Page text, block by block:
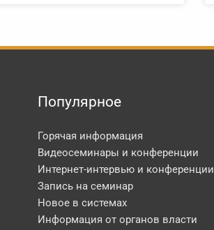
Популярное
Горячая информация
Видеосеминары и конференции
Интернет-интервью и конференции
Запись на семинар
Новое в системах
Информация от органов власти